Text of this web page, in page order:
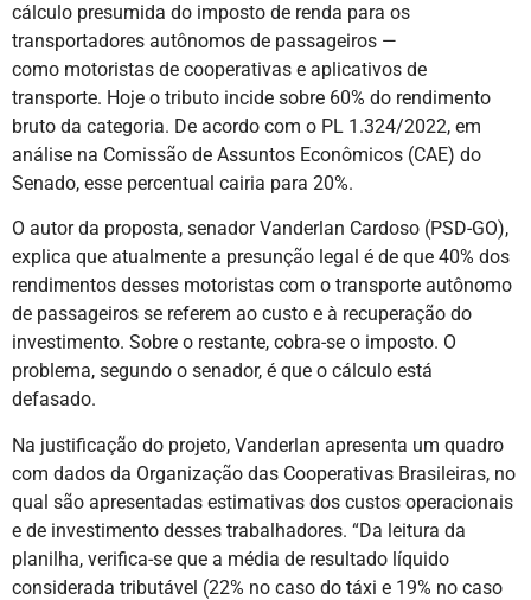
cálculo presumida do imposto de renda para os
transportadores autônomos de passageiros —
como motoristas de cooperativas e aplicativos de
transporte. Hoje o tributo incide sobre 60% do rendimento
bruto da categoria. De acordo com o PL 1.324/2022, em
análise na Comissão de Assuntos Econômicos (CAE) do
Senado, esse percentual cairia para 20%.
O autor da proposta, senador Vanderlan Cardoso (PSD-GO),
explica que atualmente a presunção legal é de que 40% dos
rendimentos desses motoristas com o transporte autônomo
de passageiros se referem ao custo e à recuperação do
investimento. Sobre o restante, cobra-se o imposto. O
problema, segundo o senador, é que o cálculo está
defasado.
Na justificação do projeto, Vanderlan apresenta um quadro
com dados da Organização das Cooperativas Brasileiras, no
qual são apresentadas estimativas dos custos operacionais
e de investimento desses trabalhadores. “Da leitura da
planilha, verifica-se que a média de resultado líquido
considerada tributável (22% no caso do táxi e 19% no caso